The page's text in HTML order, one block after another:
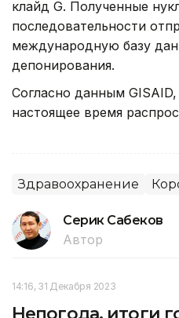
клайд G. Полученные
последовательности
международную базу
депонирования.
Согласно данным
настоящее время
Здравоохранение
Серик Сабеков
Автор
14:16, 31 Декабря 2023
Непогода, итоги